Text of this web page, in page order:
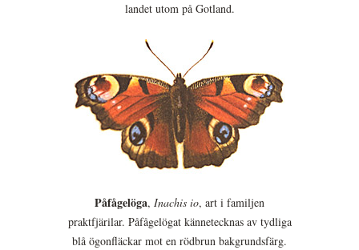
landet utom på Gotland.
Påfågelöga, Inachis io, art i familjen
praktfjärilar. Påfågelögat kännetecknas av tydliga
blå ögonfläckar mot en rödbrun bakgrundsfärg.